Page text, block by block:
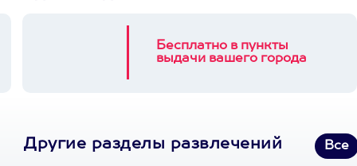
Бесплатно в пункты
выдачи вашего города
Другие разделы развлечений Все